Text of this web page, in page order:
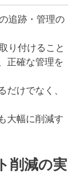
追跡・管理の
り付けること
正確な管理を
だけでなく、
大幅に削減す
削減の実